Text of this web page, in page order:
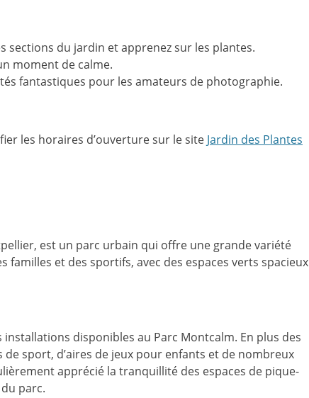
sections du jardin et apprenez sur les plantes.
moment de calme.
fantastiques pour les amateurs de photographie.
les horaires d’ouverture sur le site Jardin des Plantes
est un parc urbain qui offre une grande variété
familles et des sportifs, avec des espaces verts spacieux
disponibles au Parc Montcalm. En plus des
sport, d’aires de jeux pour enfants et de nombreux
apprécié la tranquillité des espaces de pique-
parc.